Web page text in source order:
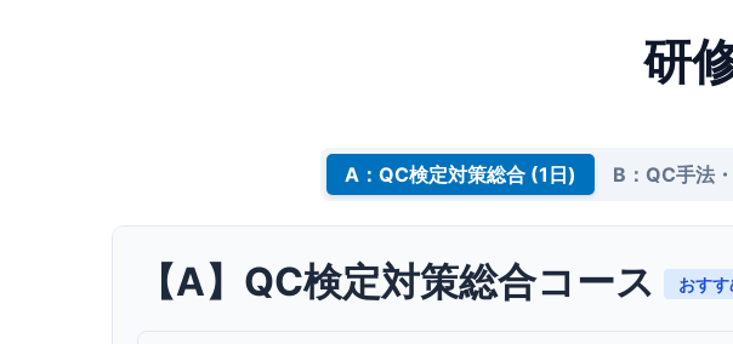
研
A：QC検定対策総合 (1日) B：QC手法
【A】QC検定対策総合コース おすす